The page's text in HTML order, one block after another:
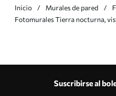
Inicio Murales de pared
Fotomurales Tierra nocturna,
Suscribirse al